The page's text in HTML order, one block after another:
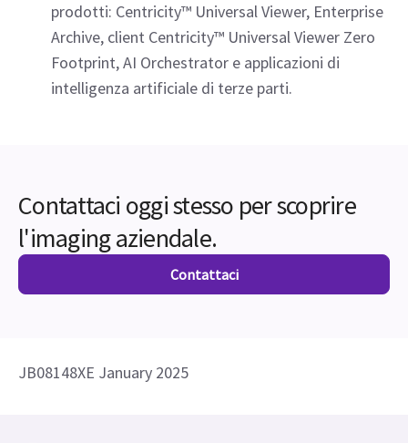
prodotti: Centricity™ Universal Viewer, Enterprise
Archive, client Centricity™ Universal Viewer Zero
Footprint, AI Orchestrator e applicazioni di
intelligenza artificiale di terze parti.
Contattaci oggi stesso per scoprire
l'imaging aziendale.
Contattaci
JB08148XE January 2025